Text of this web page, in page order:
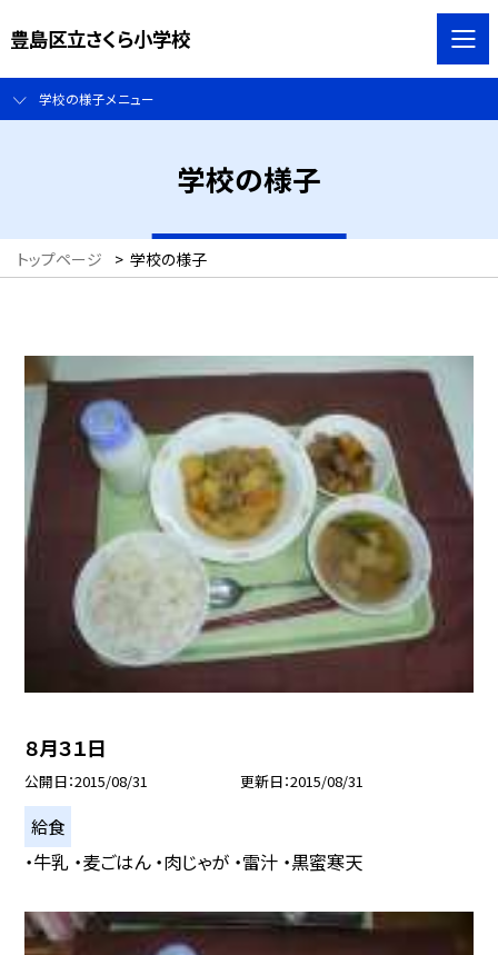
豊島区立さくら小学校
学校の様子メニュー
学校の様子
トップページ > 学校の様子
８月３１日
公開日 2015/08/31 更新日 2015/08/31
給食
・牛乳 ・麦ごはん ・肉じゃが ・雷汁 ・黒蜜寒天